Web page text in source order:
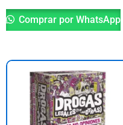
Comprar por WhatsApp